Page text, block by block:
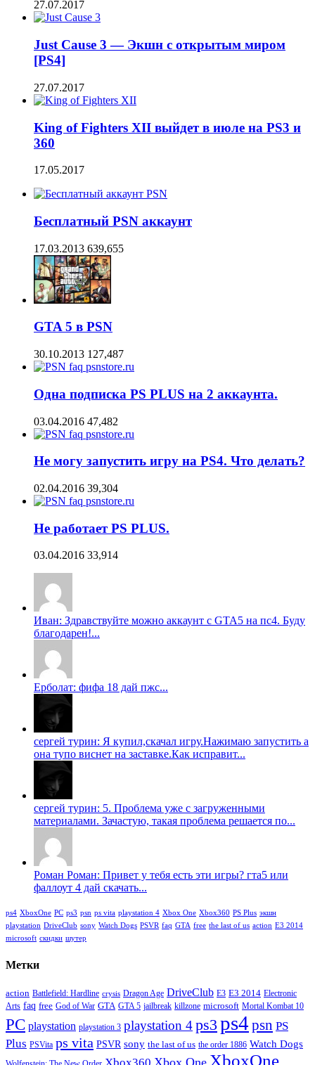
27.07.2017
Just Cause 3 — Экшн с открытым миром
[PS4]
27.07.2017
King of Fighters XII выйдет в июле на PS3 и
360
17.05.2017
Бесплатный PSN аккаунт
17.03.2013 639,655
GTA 5 в PSN
30.10.2013 127,487
Одна подписка PS PLUS на 2 аккаунта.
03.04.2016 47,482
Не могу запустить игру на PS4. Что делать?
02.04.2016 39,304
Не работает PS PLUS.
03.04.2016 33,914
Иван: Здравствуйте можно аккаунт с GTA5 на пс4. Буду
благодарен!...
Ерболат: фифа 18 дай пжс...
сергей турин: Я купил,скачал игру.Нажимаю запустить а
она тупо виснет на заставке.Как исправит...
сергей турин: 5. Проблема уже с загруженными
материалами. Зачастую, такая проблема решается по...
Роман Роман: Привет у тебя есть эти игры? гта5 или
фаллоут 4 дай скачать...
ps4 XboxOne PC ps3 psn ps vita playstation 4 Xbox One Xbox360 PS Plus экшн
playstation DriveClub sony Watch Dogs PSVR faq GTA free the last of us action E3 2014
microsoft скидки шутер
Метки
action Battlefield: Hardline crysis Dragon Age DriveClub E3 E3 2014 Electronic
Arts faq free God of War GTA GTA 5 jailbreak killzone microsoft Mortal Kombat 10
PC playstation playstation 3 playstation 4ps3 ps4 psn PS
Plus PSVita ps vita PSVR sony the last of us the order 1886 Watch Dogs
Xbox One XboxOne